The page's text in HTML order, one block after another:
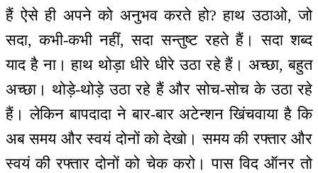
हैं ऐसे ही अपने को अनुभव करते हो? हाथ उठाओ, जो
सदा, कभी-कभी नहीं, सदा सन्तुष्ट रहते हैं। सदा शब्द
याद है ना। हाथ थोड़ा धीरे धीरे उठा रहे हैं। अच्छा, बहुत
अच्छा। थोड़े-थोड़े उठा रहे हैं और सोच-सोच के उठा रहे
हैं। लेकिन बापदादा ने बार-बार अटेन्शन खिंचवाया है कि
अब समय और स्वयं दोनों को देखो। समय की रफ्तार और
स्वयं की रफ्तार दोनों को चेक करो। पास विद ऑनर तो